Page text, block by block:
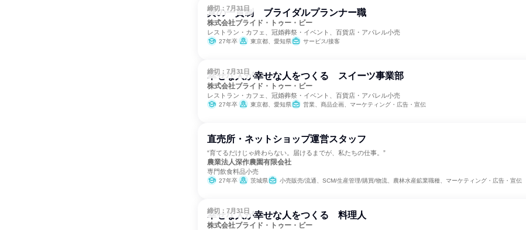
締切：7月31日
真の一貫制 ブライダルプランナー職
株式会社ブライド・トゥー・ビー
レストラン・カフェ、冠婚葬祭・イベント、百貨店・アパレル小売
27年卒 東京都、愛知県 サービス/接客
締切：7月31日
幸せな人が幸せな人をつくる スイーツ事業部
株式会社ブライド・トゥー・ビー
レストラン・カフェ、冠婚葬祭・イベント、百貨店・アパレル小売
27年卒 東京都、愛知県 営業、商品企画、マーケティング・広告・宣伝
直売所・ネットショップ運営スタッフ
“育てるだけじゃ終わらない。届けるまでが、私たちの仕事。”
農業法人深作農園有限会社
専門飲食料品小売
27年卒 茨城県 小売販売/流通、SCM/生産管理/購買/物流、農林水産鉱業職種、マーケティング・広告・宣伝
締切：7月31日
幸せな人が幸せな人をつくる 料理人
株式会社ブライド・トゥー・ビー